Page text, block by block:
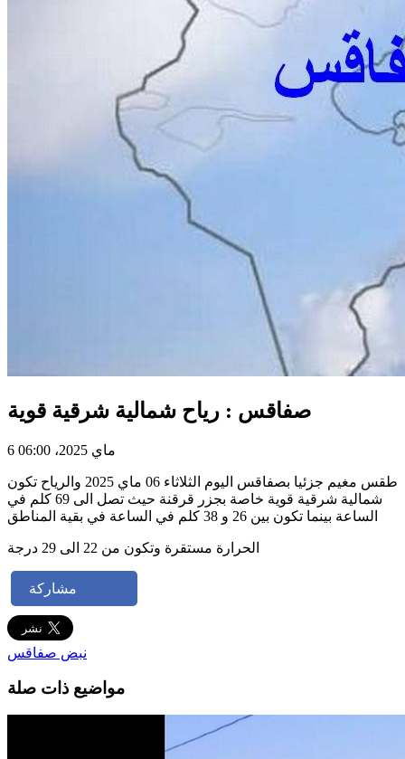
صفاقس : رياح شمالية شرقية قوية
6 ماي 2025، 06:00
طقس مغيم جزئيا بصفاقس اليوم الثلاثاء 06 ماي 2025 والرياح تكون
شمالية شرقية قوية خاصة بجزر قرقنة حيث تصل الى 69 كلم في
الساعة بينما تكون بين 26 و 38 كلم في الساعة في بقية المناطق
الحرارة مستقرة وتكون من 22 الى 29 درجة
مشاركة
نبض صفاقس
مواضيع ذات صلة